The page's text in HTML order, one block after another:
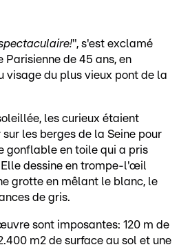
", s'est exclamé
Parisienne de 45 ans, en
visage du plus vieux pont de la
les curieux étaient
les berges de la Seine pour
gonflable en toile qui a pris
dessine en trompe-l'œil
grotte en mêlant le blanc, le
de gris.
sont imposantes: 120 m de
m2 de surface au sol et une